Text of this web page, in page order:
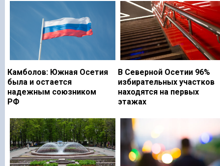
Камболов: Южная Осетия
была и остается
надежным союзником
РФ
В Северной Осетии 96%
избирательных участков
находятся на первых
этажах